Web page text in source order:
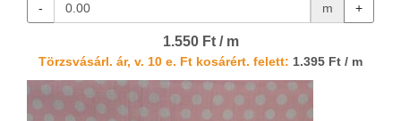
- m +
1.550 Ft / m
Törzsvásárl. ár, v. 10 e. Ft kosárért. felett: 1.395 Ft / m